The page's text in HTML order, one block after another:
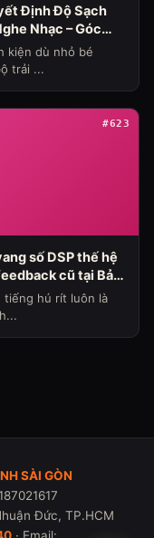
Định Độ Sạch
Nhạc – Góc
kiện dù nhỏ bé
trải ...
#623
số DSP thế hệ
cũ tại Bảo
tiếng hú rít luôn là
SÀI GÒN
Đức, TP.HCM